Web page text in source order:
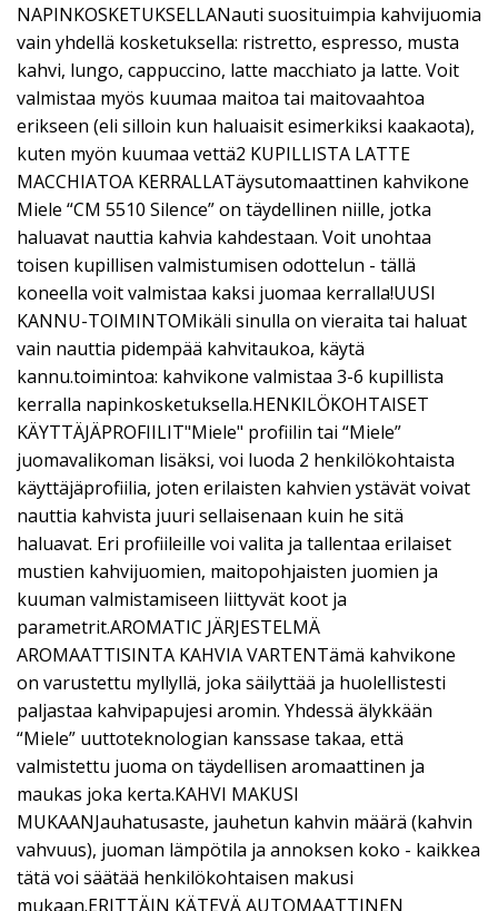
NAPINKOSKETUKSELLANauti suosituimpia kahvijuomia
vain yhdellä kosketuksella: ristretto, espresso, musta
kahvi, lungo, cappuccino, latte macchiato ja latte. Voit
valmistaa myös kuumaa maitoa tai maitovaahtoa
erikseen (eli silloin kun haluaisit esimerkiksi kaakaota),
kuten myön kuumaa vettä2 KUPILLISTA LATTE
MACCHIATOA KERRALLATäysutomaattinen kahvikone
Miele “CM 5510 Silence” on täydellinen niille, jotka
haluavat nauttia kahvia kahdestaan. Voit unohtaa
toisen kupillisen valmistumisen odottelun - tällä
koneella voit valmistaa kaksi juomaa kerralla!UUSI
KANNU-TOIMINTOMikäli sinulla on vieraita tai haluat
vain nauttia pidempää kahvitaukoa, käytä
kannu.toimintoa: kahvikone valmistaa 3-6 kupillista
kerralla napinkosketuksella.HENKILÖKOHTAISET
KÄYTTÄJÄPROFIILIT"Miele" profiilin tai “Miele”
juomavalikoman lisäksi, voi luoda 2 henkilökohtaista
käyttäjäprofiilia, joten erilaisten kahvien ystävät voivat
nauttia kahvista juuri sellaisenaan kuin he sitä
haluavat. Eri profiileille voi valita ja tallentaa erilaiset
mustien kahvijuomien, maitopohjaisten juomien ja
kuuman valmistamiseen liittyvät koot ja
parametrit.AROMATIC JÄRJESTELMÄ
AROMAATTISINTA KAHVIA VARTENTämä kahvikone
on varustettu myllyllä, joka säilyttää ja huolellistesti
paljastaa kahvipapujesi aromin. Yhdessä älykkään
“Miele” uuttoteknologian kanssase takaa, että
valmistettu juoma on täydellisen aromaattinen ja
maukas joka kerta.KAHVI MAKUSI
MUKAANJauhatusaste, jauhetun kahvin määrä (kahvin
vahvuus), juoman lämpötila ja annoksen koko - kaikkea
tätä voi säätää henkilökohtaisen makusi
mukaan.ERITTÄIN KÄTEVÄ AUTOMAATTINEN